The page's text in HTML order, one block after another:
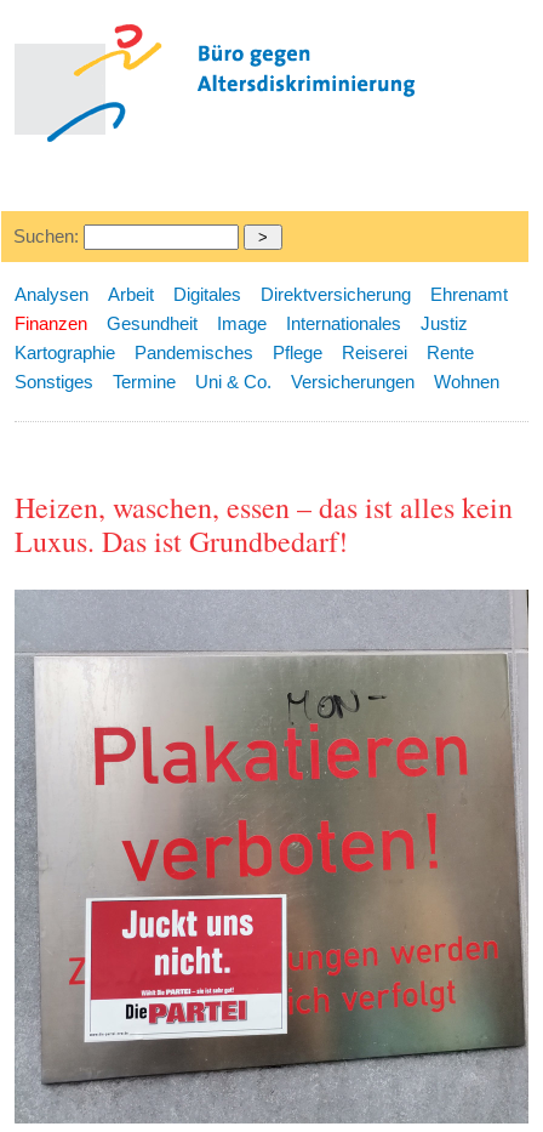
Suchen:
Analysen Arbeit Digitales Direktversicherung
Ehrenamt
Finanzen
Gesundheit Image Internationales
Justiz
Kartographie
Pandemisches Pflege Reiserei
Rente
Sonstiges
Termine Uni & Co. Versicherungen Wohnen
Heizen, waschen, essen – das ist alles kein
Luxus. Das ist Grundbedarf!